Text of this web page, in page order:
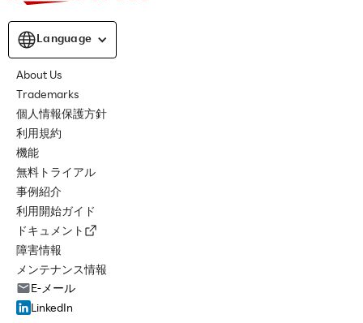
Language
About Us
Trademarks
個人情報保護方針
利用規約
機能
無料トライアル
事例紹介
利用開始ガイド
ドキュメント
障害情報
メンテナンス情報
E-メール
LinkedIn